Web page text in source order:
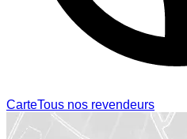
CarteTous nos revendeurs